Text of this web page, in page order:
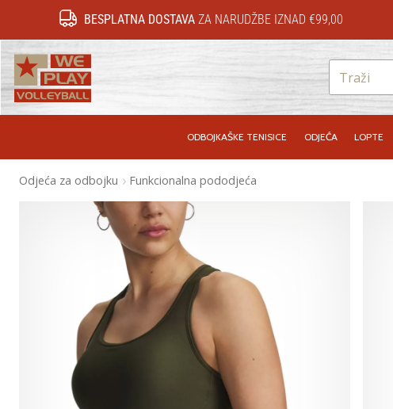
BESPLATNA DOSTAVAZA NARUDŽBE IZNAD €99,00
ODBOJKAŠKE TENISICE ODJEĆA LOPTE
Odjeća za odbojku Funkcionalna pododjeća